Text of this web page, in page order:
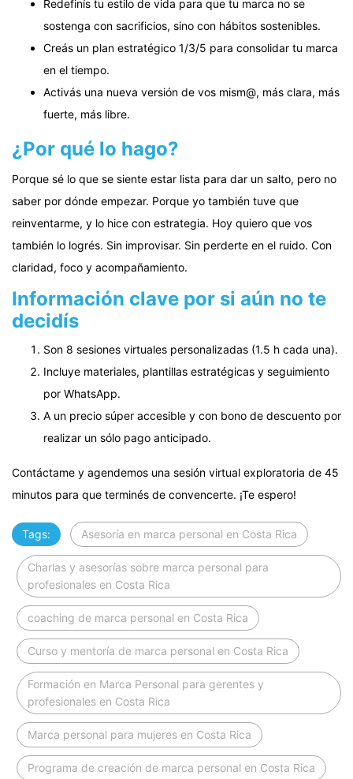
Redefinís tu estilo de vida para que tu marca no se
sostenga con sacrificios, sino con hábitos sostenibles.
Creás un plan estratégico 1/3/5 para consolidar tu marca
en el tiempo.
Activás una nueva versión de vos mism@, más clara, más
fuerte, más libre.
¿Por qué lo hago?
Porque sé lo que se siente estar lista para dar un salto, pero no
saber por dónde empezar. Porque yo también tuve que
reinventarme, y lo hice con estrategia. Hoy quiero que vos
también lo logrés. Sin improvisar. Sin perderte en el ruido. Con
claridad, foco y acompañamiento.
Información clave por si aún no te
decidís
Son 8 sesiones virtuales personalizadas (1.5 h cada una).
Incluye materiales, plantillas estratégicas y seguimiento
por WhatsApp.
A un precio súper accesible y con bono de descuento por
realizar un sólo pago anticipado.
Contáctame y agendemos una sesión virtual exploratoria de 45
minutos para que terminés de convencerte. ¡Te espero!
Tags: Asesoría en marca personal en Costa Rica
Charlas y asesorías sobre marca personal para
profesionales en Costa Rica
coaching de marca personal en Costa Rica
Curso y mentoría de marca personal en Costa Rica
Formación en Marca Personal para gerentes y
profesionales en Costa Rica
Marca personal para mujeres en Costa Rica
Programa de creación de marca personal en Costa Rica